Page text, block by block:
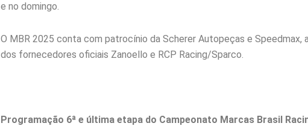
e no domingo.
O MBR 2025 conta com patrocínio da Scherer Autopeças e Speedmax,
dos fornecedores oficiais Zanoello e RCP Racing/Sparco.
Programação 6ª e última etapa do Campeonato Marcas Brasil